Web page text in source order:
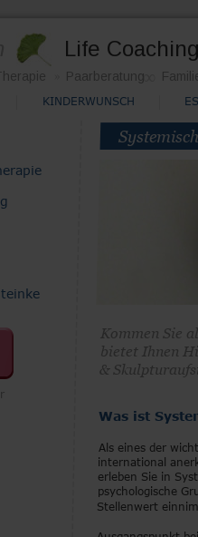
Kommen Sie
bietet Ihnen
&
Was ist
Als eines der
international
erleben Sie in
psychologische
Stellenwert
KINDERWUNSCH
Life
Paarberatung∞